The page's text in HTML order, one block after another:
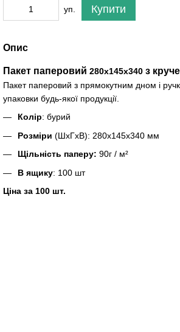
уп. Купити
Опис
Пакет паперовий 280х145х340 з
Пакет паперовий з прямокутним дном і
упаковки будь-якої продукції.
Колір: бурий
Розміри (ШхГхВ): 280х145х340 мм
Щільність паперу: 90г / м²
В ящику: 100 шт
Ціна за 100 шт.